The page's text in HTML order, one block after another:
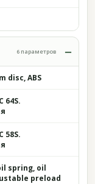
6 параметров
disc, ABS
64S.
58S.
spring, oil
preload